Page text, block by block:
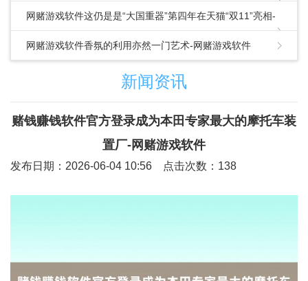
书.doc看到这里-网赌游戏软件
网赌游戏软件这仍是是“大国重器”第四年在天猫“双11”亮相-
网赌游戏软件
网赌游戏软件香氛的利用亦然一门艺术-网赌游戏软件
新闻资讯
赌钱赚钱软件官方登录成为本田专家最大的摩托车装
置厂-网赌游戏软件
发布日期：2026-06-04 10:56 点击次数：138